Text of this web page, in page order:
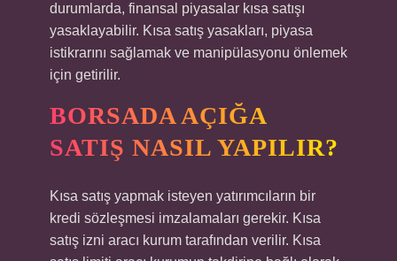
durumlarda, finansal piyasalar kısa satışı
yasaklayabilir. Kısa satış yasakları, piyasa
istikrarını sağlamak ve manipülasyonu önlemek
için getirilir.
BORSADA AÇIĞA
SATIŞ NASIL YAPILIR?
Kısa satış yapmak isteyen yatırımcıların bir
kredi sözleşmesi imzalamaları gerekir. Kısa
satış izni aracı kurum tarafından verilir. Kısa